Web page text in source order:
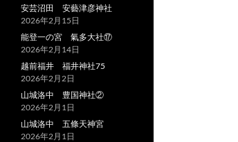
安芸沼田 安藝津彦神社
2026年2月15日
能登一の宮 氣多大社⑰
2026年2月14日
越前福井 福井神社75
2026年2月2日
山城洛中 豊国神社②
2026年2月1日
山城洛中 五條天神宮
2026年2月1日